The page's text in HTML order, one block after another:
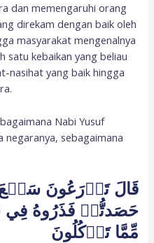
dan memengaruhi orang
direkam dengan baik oleh
masyarakat mengenalnya
satu kebaikan yang beliau
nasihat yang baik hingga
Nabi Yusuf
sebagaimana
قَالَ تَزۡرَعُونَ سَبۡعَ
حَصَدتُّمۡ فَذَرُوهُ فِي
مِّمَّا تَأۡكُلُونَ